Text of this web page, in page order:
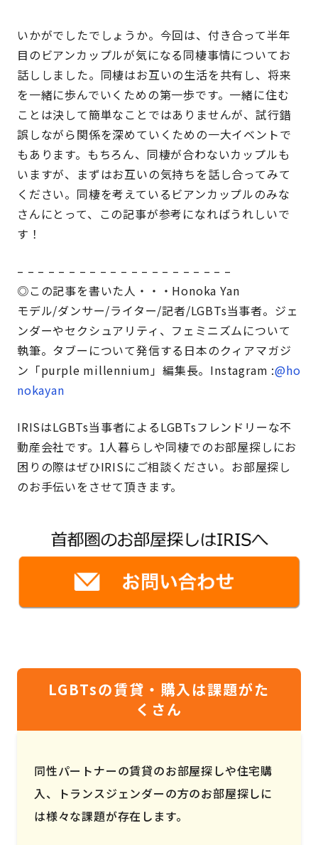
いかがでしたでしょうか。今回は、付き合って半年
目のビアンカップルが気になる同棲事情についてお
話ししました。同棲はお互いの生活を共有し、将来
を一緒に歩んでいくための第一歩です。一緒に住む
ことは決して簡単なことではありませんが、試行錯
誤しながら関係を深めていくための一大イベントで
もあります。もちろん、同棲が合わないカップルも
いますが、まずはお互いの気持ちを話し合ってみて
ください。同棲を考えているビアンカップルのみな
さんにとって、この記事が参考になればうれしいで
す！
– – – – – – – – – – – – – – – – – – – – –
◎この記事を書いた人・・・Honoka Yan
モデル/ダンサー/ライター/記者/LGBTs当事者。ジェ
ンダーやセクシュアリティ、フェミニズムについて
執筆。タブーについて発信する日本のクィアマガジ
ン「purple millennium」編集長。Instagram :@ho
nokayan
IRISはLGBTs当事者によるLGBTsフレンドリーな不
動産会社です。1人暮らしや同棲でのお部屋探しにお
困りの際はぜひIRISにご相談ください。お部屋探し
のお手伝いをさせて頂きます。
LGBTsの賃貸・購入は課題がた
くさん
同性パートナーの賃貸のお部屋探しや住宅購
入、トランスジェンダーの方のお部屋探しに
は様々な課題が存在します。